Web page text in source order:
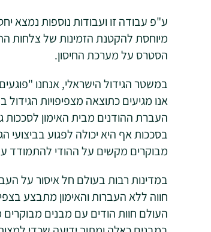
ע"פ עבודה זו ועבודות נוספות נמצא
מיוחסת להקטנת הזמינות של צלחות
הסטרס על מערכת החיסון.
במשטר הגידול הישראלי, אנחנו
העברת ההודנים מבית האימון לסככות
בסככות אף היא יכולה לפגוע בביצועי
מבוקרים מקשים על ההודי להתמודד
במדינות רבות בעולם חל איסור על
חווה ללא העברות והאימון מתבצע
העולם חוות הודים עם מבנים